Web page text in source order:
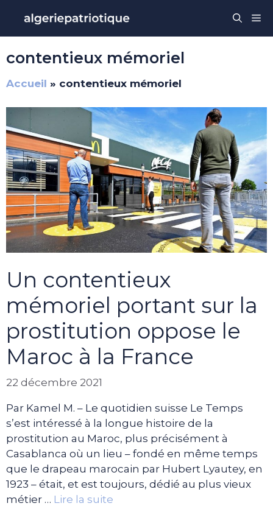
contenu
contentieux mémoriel
Accueil » contentieux mémoriel
Un contentieux
mémoriel portant sur la
prostitution oppose le
Maroc à la France
22 décembre 2021
Par Kamel M. – Le quotidien suisse Le Temps
s’est intéressé à la longue histoire de la
prostitution au Maroc, plus précisément à
Casablanca où un lieu – fondé en même temps
que le drapeau marocain par Hubert Lyautey, en
1923 – était, et est toujours, dédié au plus vieux
métier … Lire la suite